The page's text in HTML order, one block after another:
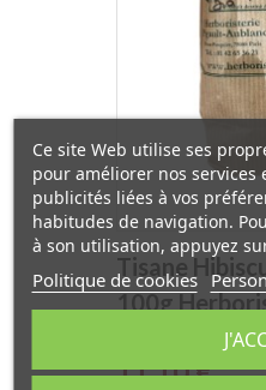
Tisane
100g
Prix
11,10 €
Ce site Web utilise ses
pour améliorer nos services
publicités liées à vos
habitudes de navigation.
à son utilisation, appuyez
Politique de cookies